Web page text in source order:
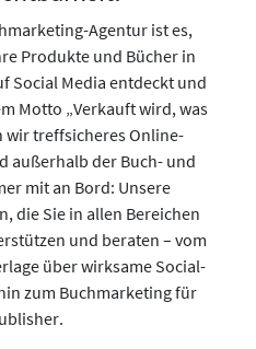
Agentur ist es,
Produkte und Bücher in
Social Media entdeckt und
Motto „Verkauft wird, was
wir treffsicheres Online-
außerhalb der Buch- und
mit an Bord: Unsere
die Sie in allen Bereichen
und beraten – vom
über wirksame Social-
zum Buchmarketing für